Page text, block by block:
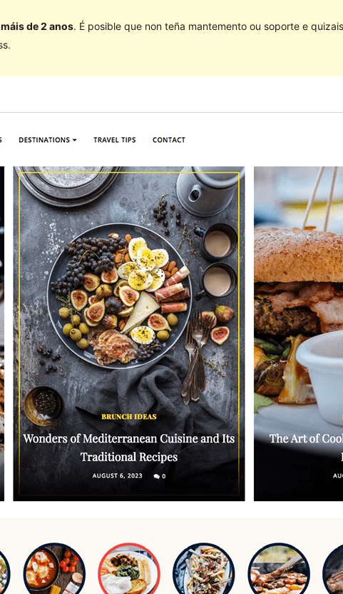
de 2 anos. É posible que non teña mantemento ou soporte e